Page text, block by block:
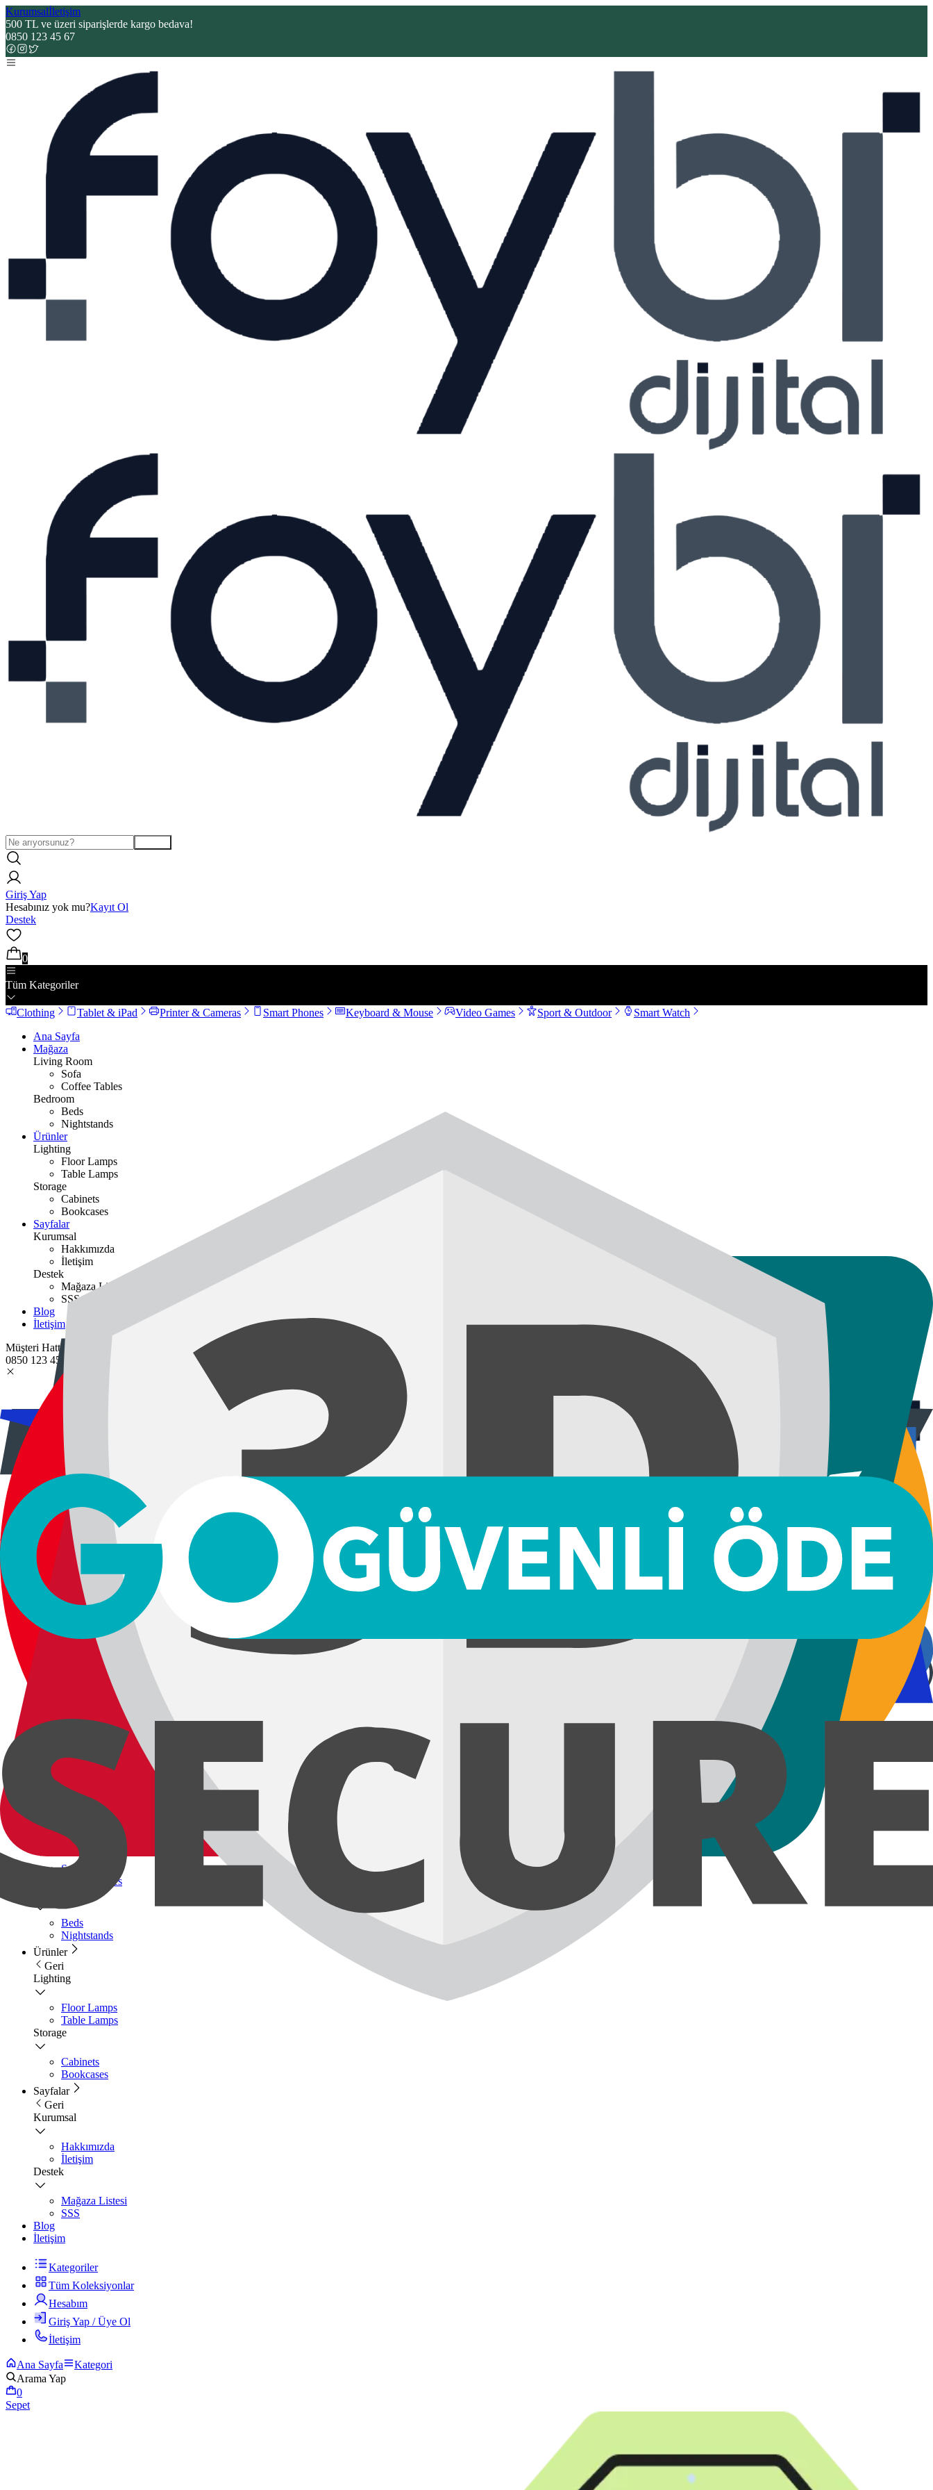
Kurumsalİletişim
500 TL ve üzeri siparişlerde kargo bedava!
0850 123 45 67
Giriş Yap
Hesabınız yok mu?Kayıt Ol
Destek
0
Tüm Kategoriler
Clothing Tablet & iPad Printer & Cameras Smart Phones Keyboard & Mouse Video Games Sport & Outdoor
Smart Watch
Ana Sayfa
Mağaza
Living Room
Sofa
Coffee Tables
Bedroom
Beds
Nightstands
Ürünler
Lighting
Floor Lamps
Table Lamps
Storage
Cabinets
Bookcases
Sayfalar
Kurumsal
Hakkımızda
İletişim
Destek
Mağaza Listesi
SSS
Blog
İletişim
Müşteri Hattı:
0850 123 45 67
Ana Sayfa
Geri
Living Room
Sofa
Coffee Tables
Beds
Nightstands
Ürünler
Geri
Lighting
Floor Lamps
Table Lamps
Storage
Cabinets
Bookcases
Sayfalar
Geri
Kurumsal
Hakkımızda
İletişim
Destek
Mağaza Listesi
SSS
Blog
İletişim
Kategoriler
Tüm Koleksiyonlar
Hesabım
Giriş Yap / Üye Ol
İletişim
Ana Sayfa
Kategori
Arama Yap
0
Sepet